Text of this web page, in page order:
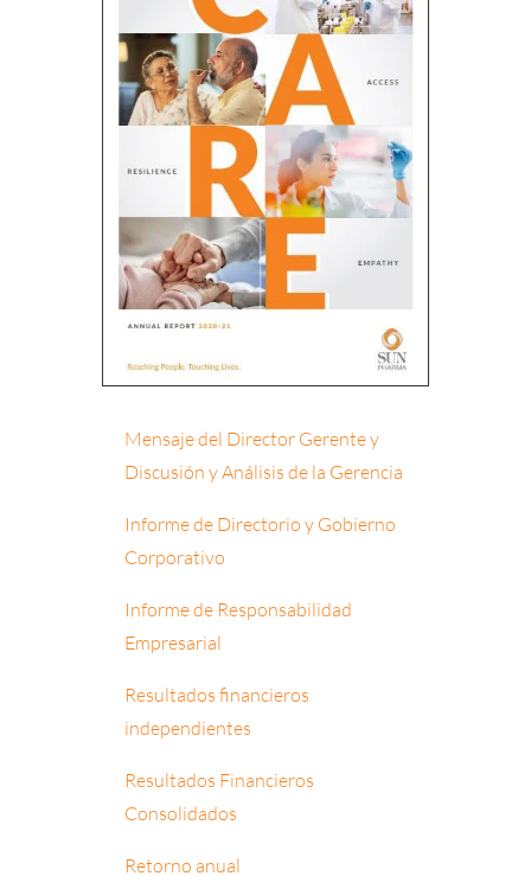
Mensaje del Director Gerente y
Discusión y Análisis de la Gerencia
Informe de Directorio y Gobierno
Corporativo
Informe de Responsabilidad
Empresarial
Resultados financieros
independientes
Resultados Financieros
Consolidados
Retorno anual